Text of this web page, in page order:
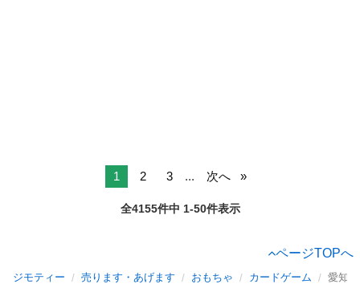
1 2 3 ... 次へ
全4155件中 1-50件表示
ページTOPへ
ジモティー 売ります・あげます おもちゃ カードゲーム 愛知